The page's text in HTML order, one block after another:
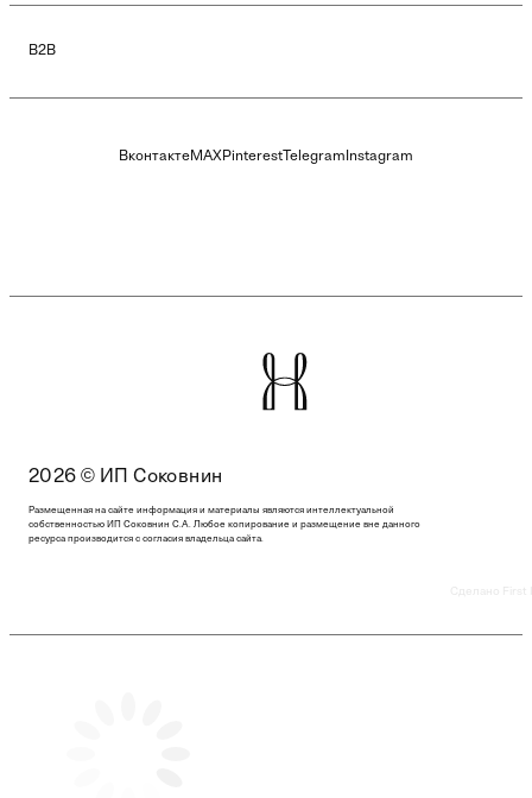
B2B
ВконтактеMAXPinterest Telegram Instagram
2026 © ИП Соковнин
Размещенная на сайте информация и материалы являются интеллектуальной
собственностью ИП Соковнин С.А. Любое копирование и размещение вне данного
ресурса производится с согласия владельца сайта.